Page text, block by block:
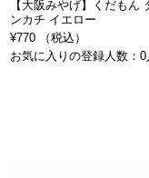
【大阪みやげ】くだもん
ンカチ イエロー
¥770 （税込）
お気に入りの登録人数：0